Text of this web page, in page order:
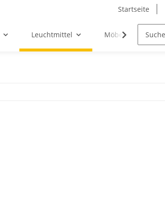
Startseite
Leuchtmittel Möbel-Ersatzteile